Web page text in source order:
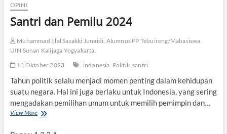
s
i
r
i
m
e
d
n
P
r
p
OPINI
Santri dan Pemilu 2024
Muhammad Ijlal Sasakki Junaidi, Alumnus PP Tebuireng/Mahasiswa
UIN Sunan Kalijaga Yogyakarta.
13 Oktober 2023
indonesia Politik santri
Tahun politik selalu menjadi momen penting dalam kehidupan
suatu negara. Hal ini juga berlaku untuk Indonesia, yang sering
mengadakan pemilihan umum untuk memilih pemimpin dan…
View MoreS